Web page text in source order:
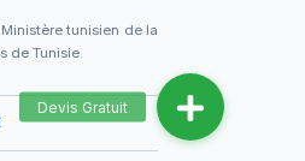
tunisien de la
de Tunisie.